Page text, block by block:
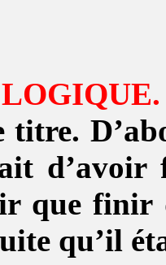
titre.
d’avoir
que finir
qu’il